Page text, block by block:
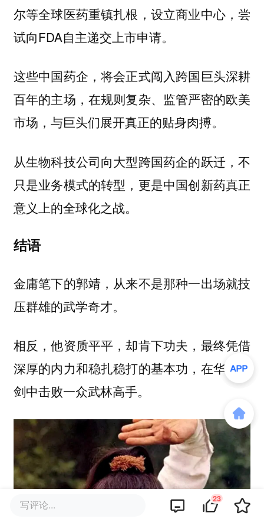
尔等全球医药重镇扎根，设立商业中心，尝
试向FDA自主递交上市申请。
这些中国药企，将会正式闯入跨国巨头深耕
百年的主场，在规则复杂、监管严密的欧美
市场，与巨头们展开真正的贴身肉搏。
从生物科技公司向大型跨国药企的跃迁，不
只是业务模式的转型，更是中国创新药真正
意义上的全球化之战。
结语
金庸笔下的郭靖，从来不是那种一出场就技
压群雄的武学奇才。
相反，他资质平平，却肯下功夫，最终凭借
深厚的内力和稳扎稳打的基本功，在华山论
剑中击败一众武林高手。
写评论... 23